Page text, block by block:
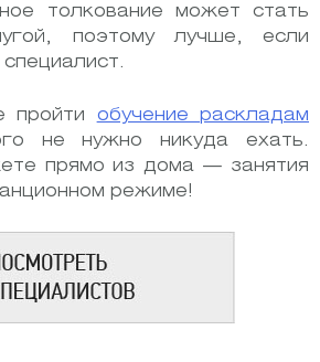
толкование может стать
поэтому лучше, если
пройти обучение раскладам
не нужно никуда ехать.
прямо из дома — занятия
режиме!